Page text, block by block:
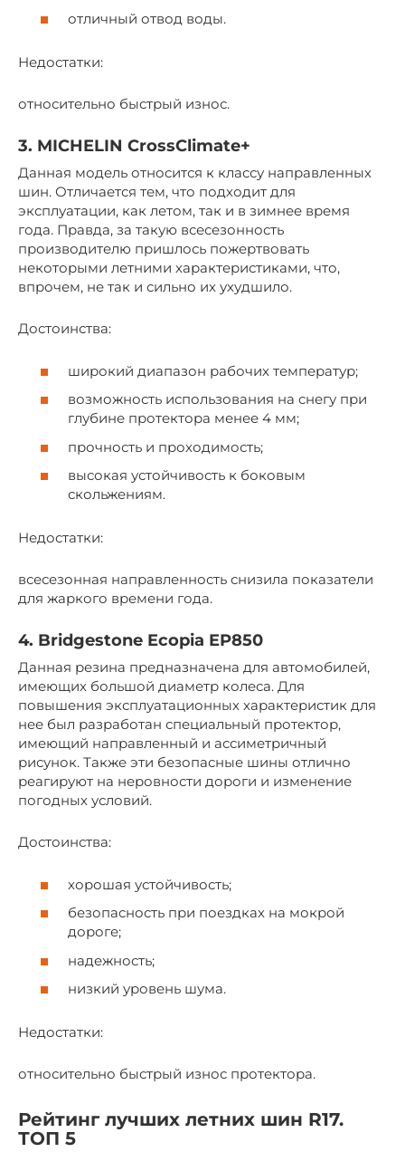
отличный отвод воды.
Недостатки:
относительно быстрый износ.
3. MICHELIN CrossClimate+
Данная модель относится к классу направленных
шин. Отличается тем, что подходит для
эксплуатации, как летом, так и в зимнее время
года. Правда, за такую всесезонность
производителю пришлось пожертвовать
некоторыми летними характеристиками, что,
впрочем, не так и сильно их ухудшило.
Достоинства:
широкий диапазон рабочих температур;
возможность использования на снегу при
глубине протектора менее 4 мм;
прочность и проходимость;
высокая устойчивость к боковым
скольжениям.
Недостатки:
всесезонная направленность снизила показатели
для жаркого времени года.
4. Bridgestone Ecopia EP850
Данная резина предназначена для автомобилей,
имеющих большой диаметр колеса. Для
повышения эксплуатационных характеристик для
нее был разработан специальный протектор,
имеющий направленный и ассиметричный
рисунок. Также эти безопасные шины отлично
реагируют на неровности дороги и изменение
погодных условий.
Достоинства:
хорошая устойчивость;
безопасность при поездках на мокрой
дороге;
надежность;
низкий уровень шума.
Недостатки:
относительно быстрый износ протектора.
Рейтинг лучших летних шин R17.
ТОП 5